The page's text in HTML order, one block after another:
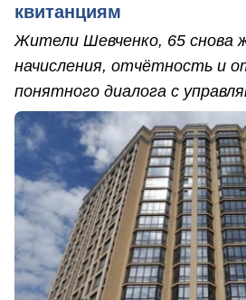
квитанциям
Жители Шевченко, 65 снова
начисления, отчётность и
понятного диалога с